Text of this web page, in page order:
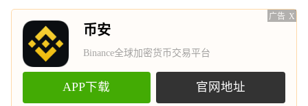
广告 X
币安
Binance全球加密货币交易平台
APP下载 官网地址